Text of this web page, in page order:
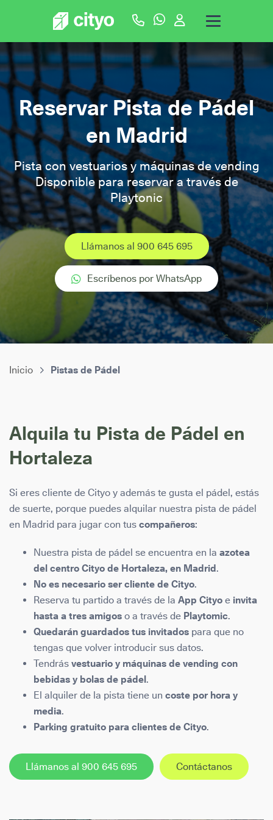
Reservar Pista de Pádel
en Madrid
Pista con vestuarios y máquinas de vending
Disponible para reservar a través de
Playtonic
Llámanos al 900 645 695
Escríbenos por WhatsApp
Inicio Pistas de Pádel
Alquila tu Pista de Pádel en
Hortaleza
Si eres cliente de Cityo y además te gusta el pádel, estás
de suerte, porque puedes alquilar nuestra pista de pádel
en Madrid para jugar con tus compañeros:
Nuestra pista de pádel se encuentra en la azotea
del centro Cityo de Hortaleza, en Madrid .
No es necesario ser cliente de Cityo.
Reserva tu partido a través de la App Cityo e invita
hasta a tres amigos o a través de Playtomic.
Quedarán guardados tus invitados para que no
tengas que volver introducir sus datos.
Tendrás vestuario y máquinas de vending con
bebidas y bolas de pádel .
El alquiler de la pista tiene un coste por hora y
media.
Parking gratuito para clientes de Cityo.
Llámanos al 900 645 695 Contáctanos